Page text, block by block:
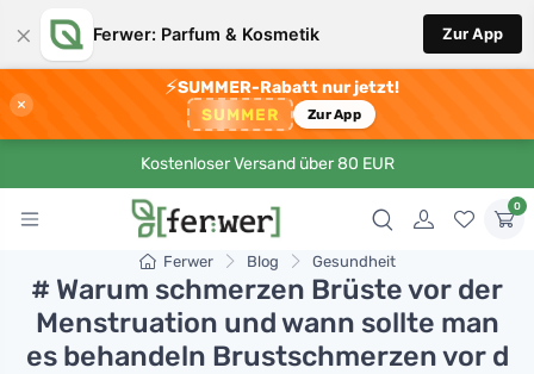
× Ferwer: Parfum & Kosmetik Zur App
×
⚡SUMMER-Rabatt nur jetzt!
SUMMER Zur App
Kostenloser Versand über 80 EUR
0
Ferwer Blog Gesundheit
# Warum schmerzen Brüste vor der
Menstruation und wann sollte man
es behandeln Brustschmerzen vor d